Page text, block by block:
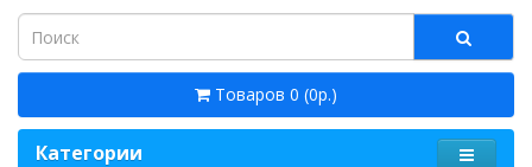
Товаров 0 (0р.)
Категории